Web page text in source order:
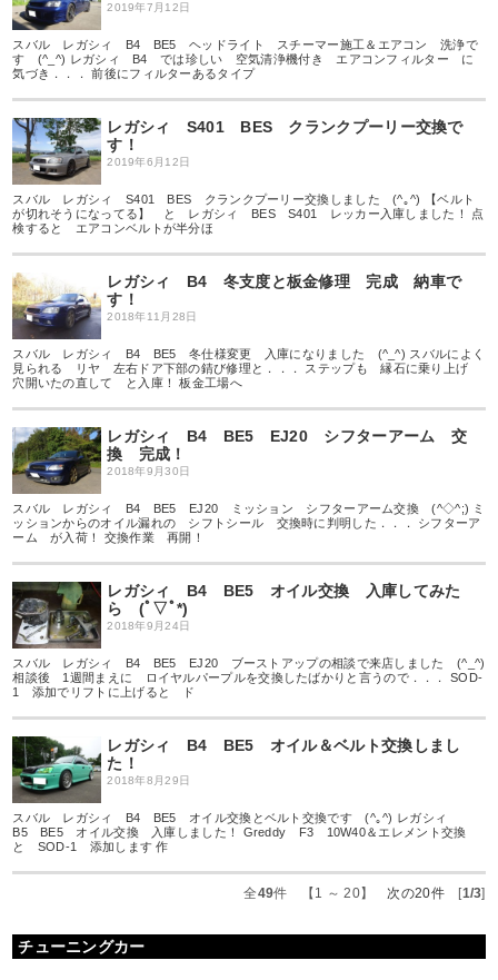
2019年7月12日
スバル レガシィ B4 BE5 ヘッドライト スチーマー施工＆エアコン 洗浄で
す (^_^) レガシィ B4 では珍しい 空気清浄機付き エアコンフィルター に
気づき．．． 前後にフィルターあるタイプ
レガシィ S401 BES クランクプーリー交換で
す！
2019年6月12日
スバル レガシィ S401 BES クランクプーリー交換しました (^｡^) 【ベルト
が切れそうになってる】 と レガシィ BES S401 レッカー入庫しました！ 点
検すると エアコンベルトが半分ほ
レガシィ B4 冬支度と板金修理 完成 納車で
す！
2018年11月28日
スバル レガシィ B4 BE5 冬仕様変更 入庫になりました (^_^) スバルによく
見られる リヤ 左右ドア下部の錆び修理と．．． ステップも 縁石に乗り上げ
穴開いたの直して と入庫！ 板金工場へ
レガシィ B4 BE5 EJ20 シフターアーム 交
換 完成！
2018年9月30日
スバル レガシィ B4 BE5 EJ20 ミッション シフターアーム交換 (^◇^;) ミ
ッションからのオイル漏れの シフトシール 交換時に判明した．．． シフターア
ーム が入荷！ 交換作業 再開！
レガシィ B4 BE5 オイル交換 入庫してみた
ら (ﾟ▽ﾟ*)
2018年9月24日
スバル レガシィ B4 BE5 EJ20 ブーストアップの相談で来店しました (^_^)
相談後 1週間まえに ロイヤルパープルを交換したばかりと言うので．．． SOD-
1 添加でリフトに上げると ド
レガシィ B4 BE5 オイル＆ベルト交換しまし
た！
2018年8月29日
スバル レガシィ B4 BE5 オイル交換とベルト交換です (^｡^) レガシィ
B5 BE5 オイル交換 入庫しました！ Greddy F3 10W40＆エレメント交換
と SOD-1 添加します 作
全49件 【1 ～ 20】 次の20件[1/3]
チューニングカー